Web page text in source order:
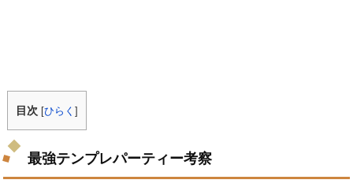
目次 [ひらく]
最強テンプレパーティー考察